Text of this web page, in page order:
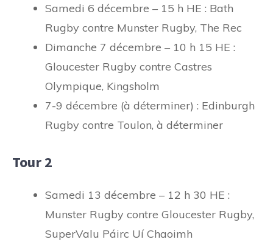
Samedi 6 décembre – 15 h HE : Bath
Rugby contre Munster Rugby, The Rec
Dimanche 7 décembre – 10 h 15 HE :
Gloucester Rugby contre Castres
Olympique, Kingsholm
7-9 décembre (à déterminer) : Edinburgh
Rugby contre Toulon, à déterminer
Tour 2
Samedi 13 décembre – 12 h 30 HE :
Munster Rugby contre Gloucester Rugby,
SuperValu Páirc Uí Chaoimh